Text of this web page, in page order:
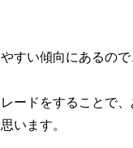
すい傾向にあるの
ードをすることで
います。